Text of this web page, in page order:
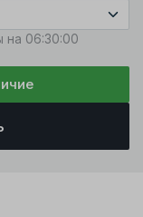
на 06:30:00